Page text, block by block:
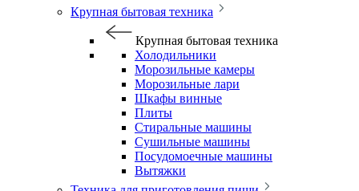
Крупная бытовая техника
Крупная бытовая техника
Холодильники
Морозильные камеры
Морозильные лари
Шкафы винные
Плиты
Стиральные машины
Сушильные машины
Посудомоечные машины
Вытяжки